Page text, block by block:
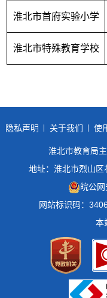
淮北市首府实验小学
淮北市特殊教育学校
隐私声明 关于我们 使
淮北市教育局
地址：淮北市烈山区
皖公
网站标识码：
本